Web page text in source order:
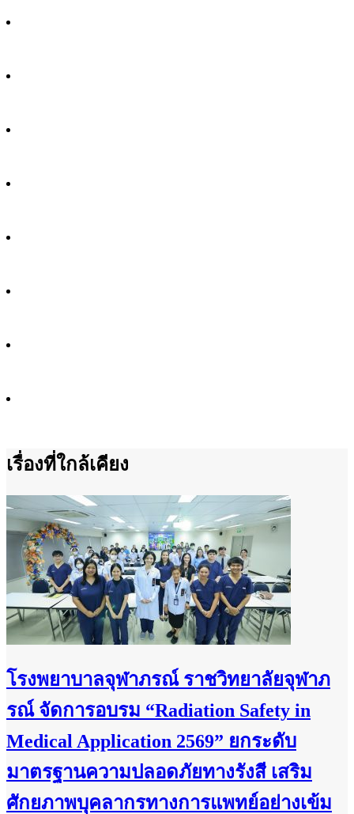
เรื่องที่ใกล้เคียง
โรงพยาบาลจุฬาภรณ์ ราชวิทยาลัยจุฬาภ
รณ์ จัดการอบรม “Radiation Safety in
Medical Application 2569” ยกระดับ
มาตรฐานความปลอดภัยทางรังสี เสริม
ศักยภาพบุคลากรทางการแพทย์อย่างเข้ม